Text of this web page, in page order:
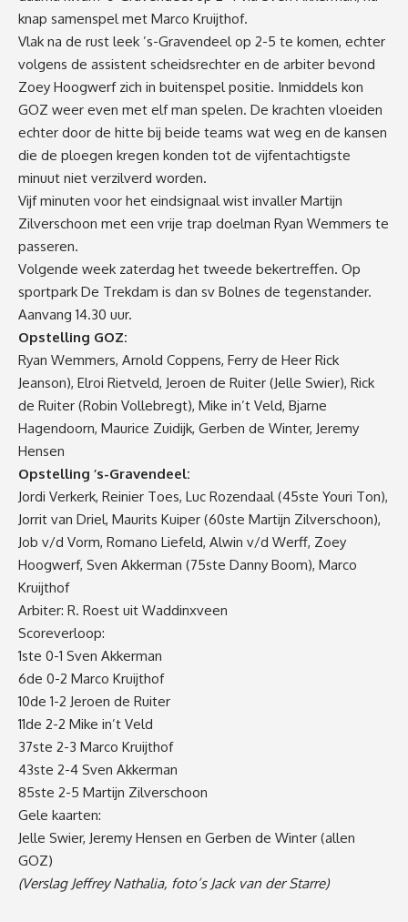
knap samenspel met Marco Kruijthof.
Vlak na de rust leek ’s-Gravendeel op 2-5 te komen, echter
volgens de assistent scheidsrechter en de arbiter bevond
Zoey Hoogwerf zich in buitenspel positie. Inmiddels kon
GOZ weer even met elf man spelen. De krachten vloeiden
echter door de hitte bij beide teams wat weg en de kansen
die de ploegen kregen konden tot de vijfentachtigste
minuut niet verzilverd worden.
Vijf minuten voor het eindsignaal wist invaller Martijn
Zilverschoon met een vrije trap doelman Ryan Wemmers te
passeren.
Volgende week zaterdag het tweede bekertreffen. Op
sportpark De Trekdam is dan sv Bolnes de tegenstander.
Aanvang 14.30 uur.
Opstelling GOZ:
Ryan Wemmers, Arnold Coppens, Ferry de Heer Rick
Jeanson), Elroi Rietveld, Jeroen de Ruiter (Jelle Swier), Rick
de Ruiter (Robin Vollebregt), Mike in’t Veld, Bjarne
Hagendoorn, Maurice Zuidijk, Gerben de Winter, Jeremy
Hensen
Opstelling ’s-Gravendeel:
Jordi Verkerk, Reinier Toes, Luc Rozendaal (45ste Youri Ton),
Jorrit van Driel, Maurits Kuiper (60ste Martijn Zilverschoon),
Job v/d Vorm, Romano Liefeld, Alwin v/d Werff, Zoey
Hoogwerf, Sven Akkerman (75ste Danny Boom), Marco
Kruijthof
Arbiter: R. Roest uit Waddinxveen
Scoreverloop:
1ste 0-1 Sven Akkerman
6de 0-2 Marco Kruijthof
10de 1-2 Jeroen de Ruiter
11de 2-2 Mike in’t Veld
37ste 2-3 Marco Kruijthof
43ste 2-4 Sven Akkerman
85ste 2-5 Martijn Zilverschoon
Gele kaarten:
Jelle Swier, Jeremy Hensen en Gerben de Winter (allen
GOZ)
(Verslag Jeffrey Nathalia, foto’s Jack van der Starre)